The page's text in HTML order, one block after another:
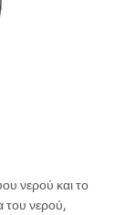
νερού και το
του νερού,